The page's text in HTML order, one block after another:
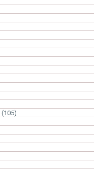
(105)